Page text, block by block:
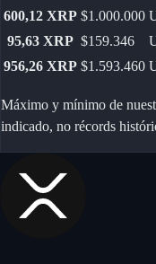
600,12 XRP $1.000.000
95,63 XRP $159.346
956,26 XRP $1.593.460
Máximo y mínimo de
indicado, no récords